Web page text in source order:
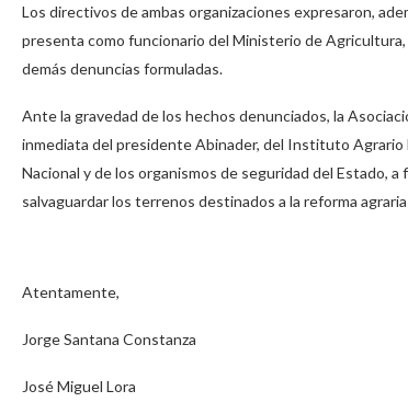
Los directivos de ambas organizaciones expresaron,
presenta como funcionario del Ministerio de
demás denuncias formuladas.
Ante la gravedad de los hechos denunciados, la
inmediata del presidente Abinader, del Instituto
Nacional y de los organismos de seguridad del Estado,
salvaguardar los terrenos destinados a la reforma
Atentamente,
Jorge Santana Constanza
José Miguel Lora